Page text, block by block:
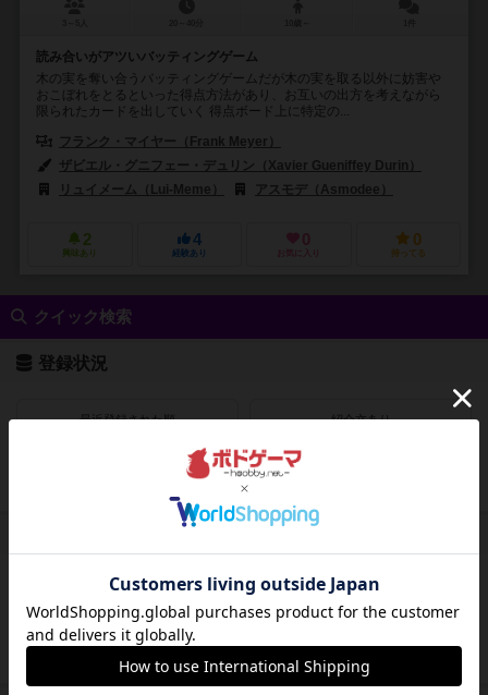
読み合いがアツいバッティングゲーム
木の実を奪い合うバッティングゲームだが木の実を取る以外に妨害や
おこぼれをとるといった得点方法があり、お互いの出方を考えながら
限られたカードを出していく 得点ボード上に特定の...
フランク・マイヤー（Frank Meyer）
ザビエル・グニフェー・デュリン（Xavier Gueniffey Durin）
リュイメーム（Lui-Meme）
アスモデ（Asmodee）
2
興味あり
4
経験あり
0
お気に入り
0
持ってる
クイック検索
登録状況
最近登録された順 紹介文あり
ドイツゲーム大賞 ドイツ年間ゲーム大賞
フランス年間ゲーム大賞 ゲームマーケット大賞